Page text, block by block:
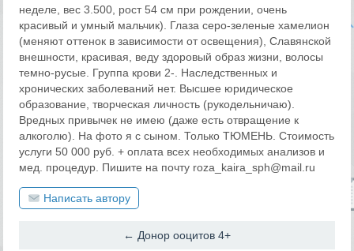
неделе, вес 3.500, рост 54 см при рождении, очень
красивый и умный мальчик). Глаза серо-зеленые хамелион
(меняют оттенок в зависимости от освещения), Славянской
внешности, красивая, веду здоровый образ жизни, волосы
темно-русые. Группа крови 2-. Наследственных и
хронических заболеваний нет. Высшее юридическое
образование, творческая личность (рукодельничаю).
Вредных привычек не имею (даже есть отвращение к
алкоголю). На фото я с сыном. Только ТЮМЕНЬ. Стоимость
услуги 50 000 руб. + оплата всех необходимых анализов и
мед. процедур. Пишите на почту roza_kaira_sph@mail.ru
Написать автору
← Донор ооцитов 4+